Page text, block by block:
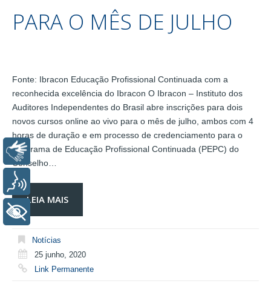
PARA O MÊS DE JULHO
Fonte: Ibracon Educação Profissional Continuada com a
reconhecida excelência do Ibracon O Ibracon – Instituto dos
Auditores Independentes do Brasil abre inscrições para dois
novos cursos online ao vivo para o mês de julho, ambos com 4
horas de duração e em processo de credenciamento para o
Programa de Educação Profissional Continuada (PEPC) do
Conselho…
LEIA MAIS
Notícias
25 junho, 2020
Link Permanente
Libras
Voz